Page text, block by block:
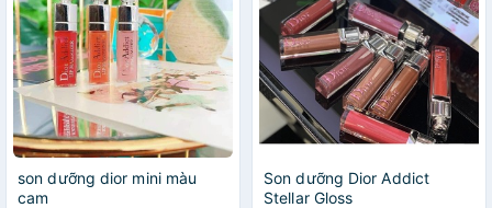
son dưỡng dior mini màu
cam
Son dưỡng Dior Addict
Stellar Gloss